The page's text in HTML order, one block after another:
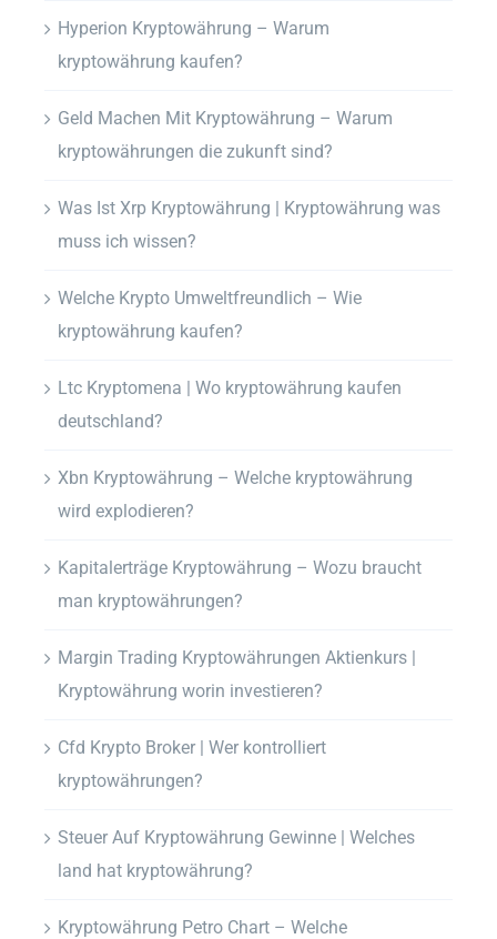
Hyperion Kryptowährung – Warum
kryptowährung kaufen?
Geld Machen Mit Kryptowährung – Warum
kryptowährungen die zukunft sind?
Was Ist Xrp Kryptowährung | Kryptowährung was
muss ich wissen?
Welche Krypto Umweltfreundlich – Wie
kryptowährung kaufen?
Ltc Kryptomena | Wo kryptowährung kaufen
deutschland?
Xbn Kryptowährung – Welche kryptowährung
wird explodieren?
Kapitalerträge Kryptowährung – Wozu braucht
man kryptowährungen?
Margin Trading Kryptowährungen Aktienkurs |
Kryptowährung worin investieren?
Cfd Krypto Broker | Wer kontrolliert
kryptowährungen?
Steuer Auf Kryptowährung Gewinne | Welches
land hat kryptowährung?
Kryptowährung Petro Chart – Welche